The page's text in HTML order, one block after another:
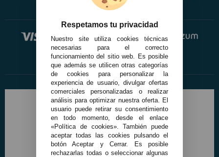
Respetamos tu privacidad
Nuestro site utiliza cookies técnicas
necesarias para el correcto
funcionamiento del sitio web. Es posible
que además se utilicen otras categorías
de cookies para personalizar la
experiencia de usuario, divulgar ofertas
comerciales personalizadas o realizar
análisis para optimizar nuestra oferta. El
usuario puede retirar su consentimiento
en todo momento, desde el enlace
«Política de cookies». También puede
aceptar todas las cookies pulsando el
botón Aceptar y Cerrar. Es posible
rechazarlas todas o seleccionar algunas